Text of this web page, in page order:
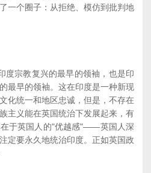
一个圈子：从拒绝、模仿到批判地
宗教复兴的最早的领袖，也是印
最早的领袖。这在印度是一种新现
化统一和地区忠诚，但是，不存在
主义能在英国统治下发展起来，有
于英国人的"优越感"――英国人深
定要永久地统治印度。正如英国政